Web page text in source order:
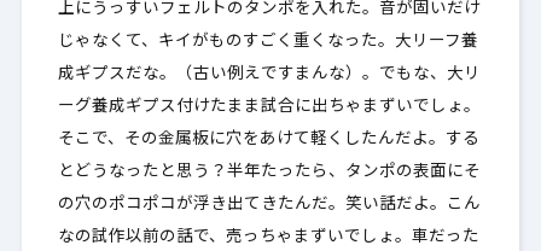
上にうっすいフェルトのタンポを入れた。音が固いだけ
じゃなくて、キイがものすごく重くなった。大リーフ養
成ギプスだな。（古い例えですまんな）。でもな、大リ
ーグ養成ギプス付けたまま試合に出ちゃまずいでしょ。
そこで、その金属板に穴をあけて軽くしたんだよ。する
とどうなったと思う？半年たったら、タンポの表面にそ
の穴のポコポコが浮き出てきたんだ。笑い話だよ。こん
なの試作以前の話で、売っちゃまずいでしょ。車だった